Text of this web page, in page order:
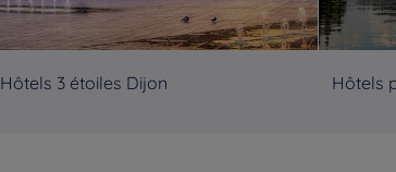
Hôtels 3 étoiles Dijon Hôtels